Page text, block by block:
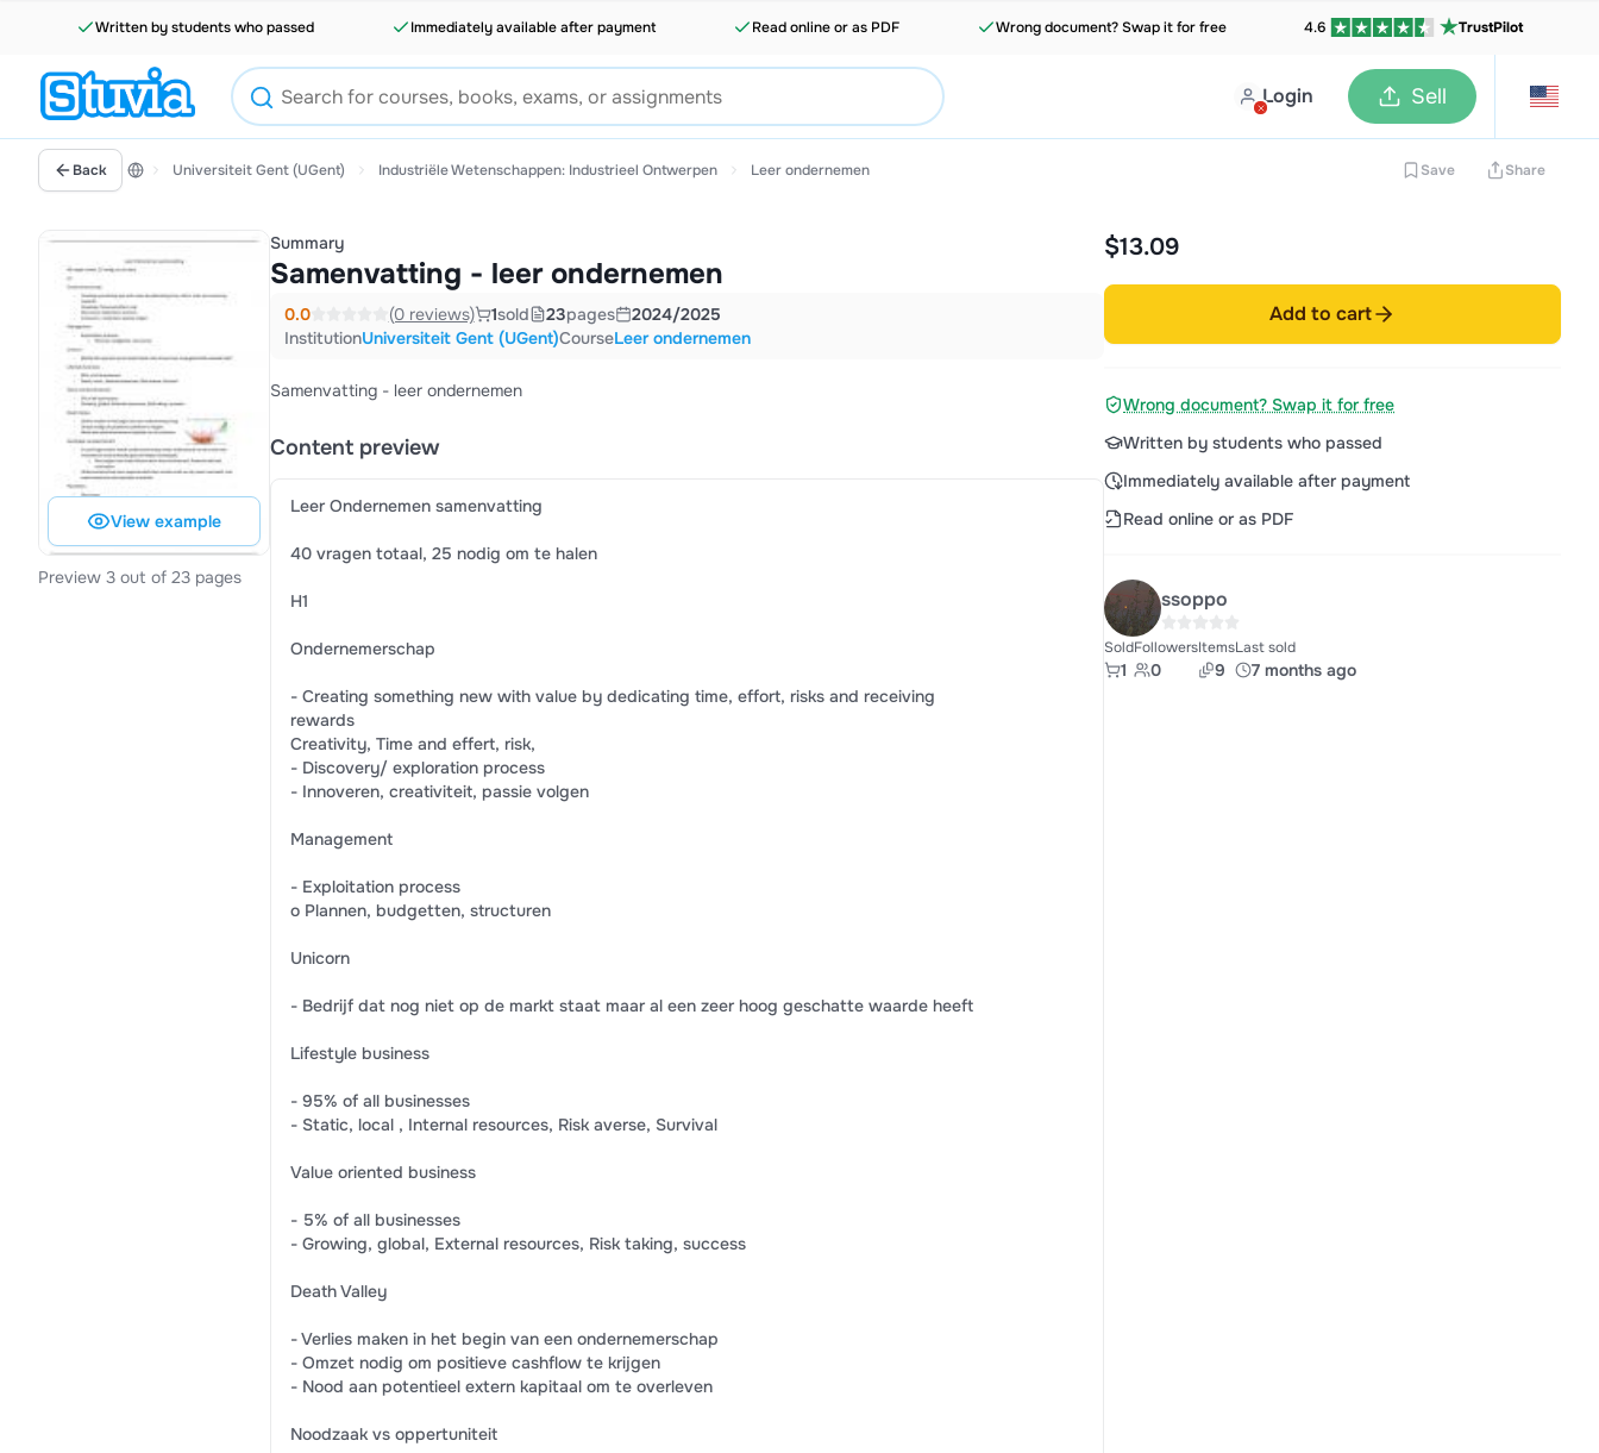
Written by students who passed Immediately available after payment Read online or as PDF Wrong document? Swap it for free 4.6 TrustPilot
Login Sell
Back Universiteit Gent (UGent) Industriële Wetenschappen: Industrieel Ontwerpen Leer ondernemen Save Share
View example
Preview 3 out of 23 pages
Summary
Samenvatting - leer ondernemen
0.0 (0 reviews) 1sold 23pages
2024/2025
InstitutionUniversiteit Gent (UGent)CourseLeer ondernemen
Samenvatting - leer ondernemen
Content preview
Leer Ondernemen samenvatting
40 vragen totaal, 25 nodig om te halen
H1
Ondernemerschap
- Creating something new with value by dedicating time, effort, risks and receiving
rewards
Creativity, Time and effert, risk,
- Discovery/ exploration process
- Innoveren, creativiteit, passie volgen
Management
- Exploitation process
o Plannen, budgetten, structuren
Unicorn
- Bedrijf dat nog niet op de markt staat maar al een zeer hoog geschatte waarde heeft
Lifestyle business
- 95% of all businesses
- Static, local , Internal resources, Risk averse, Survival
Value oriented business
- 5% of all businesses
- Growing, global, External resources, Risk taking, success
Death Valley
- Verlies maken in het begin van een ondernemerschap
- Omzet nodig om positieve cashflow te krijgen
- Nood aan potentieel extern kapitaal om te overleven
Noodzaak vs oppertuniteit
$13.09
Add to cart
Wrong document? Swap it for free
Written by students who passed
Immediately available after payment
Read online or as PDF
ssoppo
Sold
1
Followers
0
Items
9
Last sold
7 months ago